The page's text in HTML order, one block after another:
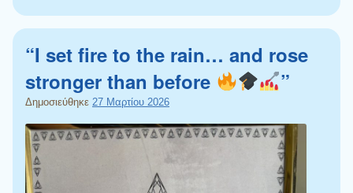
“I set fire to the rain… and rose
stronger than before
”
Δημοσιεύθηκε 27 Μαρτίου 2026